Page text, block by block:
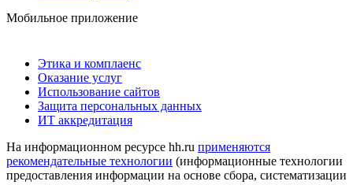
Мобильное приложение
Этика и комплаенс
Оказание услуг
Использование сайтов
Защита персональных данных
ИТ аккредитация
На информационном ресурсе hh.ru применяются
рекомендательные технологии (информационные технологии
предоставления информации на основе сбора, систематизации